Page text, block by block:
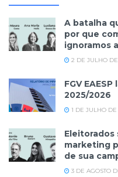
A batalha
por que
ignoramos
2 DE JULHO
FGV
2025/2026
1 DE JULHO
marketing
de sua
3 DE AGOSTO